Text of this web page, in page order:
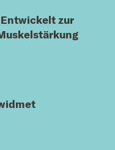
Entwickelt zur